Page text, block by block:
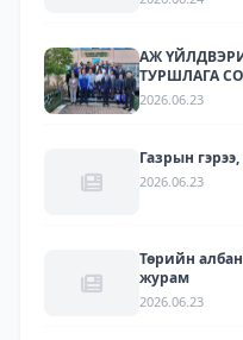
АЖ
ТУРШЛАГА
2026.06.23
Газрын
2026.06.23
Төрийн
журам
2026.06.23